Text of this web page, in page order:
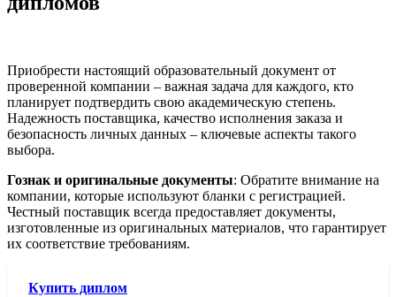
Приобрести настоящий образовательный документ от
проверенной компании – важная задача для каждого, кто
планирует подтвердить свою академическую степень.
Надежность поставщика, качество исполнения заказа и
безопасность личных данных – ключевые аспекты такого
выбора.
Гознак и оригинальные документы: Обратите внимание на
компании, которые используют бланки с регистрацией.
Честный поставщик всегда предоставляет документы,
изготовленные из оригинальных материалов, что гарантирует
их соответствие требованиям.
Купить диплом